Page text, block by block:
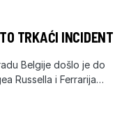
TRKAĆI INCIDENT
Belgije došlo je do
Russella i Ferrarija…